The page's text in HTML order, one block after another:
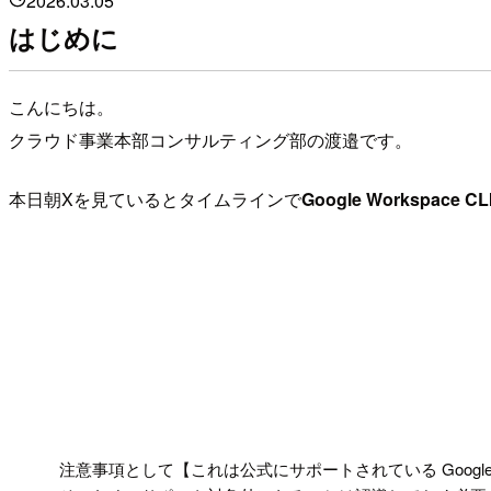
はじめに
こんにちは。
クラウド事業本部コンサルティング部の渡邉です。
本日朝Xを見ているとタイムラインでGoogle Workspace
注意事項として【これは公式にサポートされている